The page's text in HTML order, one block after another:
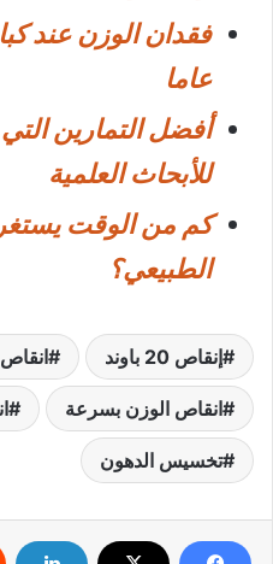
عاما
أفضل التمارين
للأبحاث العلمية
كم من الوقت
الطبيعي؟
إنقاص 20 باوند
انقاص الوزن بسرعة
تخسيس الدهون